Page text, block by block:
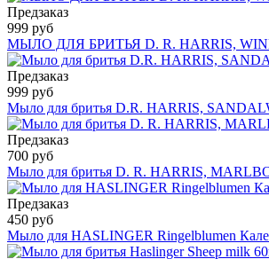
Предзаказ
999 руб
МЫЛО ДЛЯ БРИТЬЯ D. R. HARRIS,
Предзаказ
999 руб
Мыло для бритья D.R. HARRIS,
Предзаказ
700 руб
Мыло для бритья D. R. HARRIS,
Предзаказ
450 руб
Мыло для HASLINGER Ringelblumen